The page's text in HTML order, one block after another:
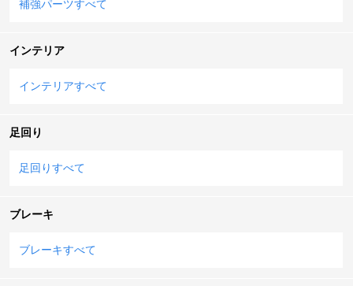
補強パーツすべて
インテリア
インテリアすべて
足回り
足回りすべて
ブレーキ
ブレーキすべて